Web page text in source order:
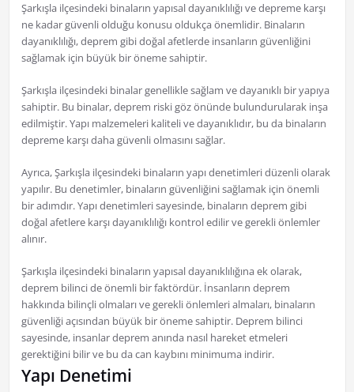
Şarkışla ilçesindeki binaların yapısal dayanıklılığı ve depreme karşı
ne kadar güvenli olduğu konusu oldukça önemlidir. Binaların
dayanıklılığı, deprem gibi doğal afetlerde insanların güvenliğini
sağlamak için büyük bir öneme sahiptir.
Şarkışla ilçesindeki binalar genellikle sağlam ve dayanıklı bir yapıya
sahiptir. Bu binalar, deprem riski göz önünde bulundurularak inşa
edilmiştir. Yapı malzemeleri kaliteli ve dayanıklıdır, bu da binaların
depreme karşı daha güvenli olmasını sağlar.
Ayrıca, Şarkışla ilçesindeki binaların yapı denetimleri düzenli olarak
yapılır. Bu denetimler, binaların güvenliğini sağlamak için önemli
bir adımdır. Yapı denetimleri sayesinde, binaların deprem gibi
doğal afetlere karşı dayanıklılığı kontrol edilir ve gerekli önlemler
alınır.
Şarkışla ilçesindeki binaların yapısal dayanıklılığına ek olarak,
deprem bilinci de önemli bir faktördür. İnsanların deprem
hakkında bilinçli olmaları ve gerekli önlemleri almaları, binaların
güvenliği açısından büyük bir öneme sahiptir. Deprem bilinci
sayesinde, insanlar deprem anında nasıl hareket etmeleri
gerektiğini bilir ve bu da can kaybını minimuma indirir.
Yapı Denetimi